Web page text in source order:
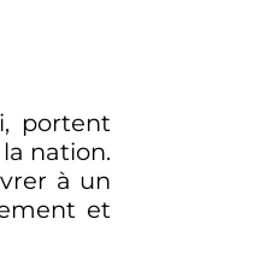
portent
nation.
à un
et